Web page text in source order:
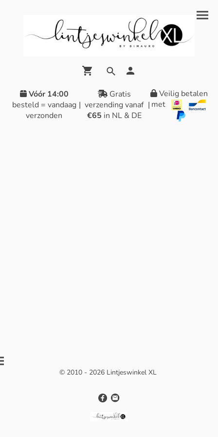
Vóór 14:00
besteld = vandaag
verzonden
|
Gratis
verzending vanaf
€65 in NL & DE
|
Veilig betalen
met
© 2010 - 2026 Lintjeswinkel XL